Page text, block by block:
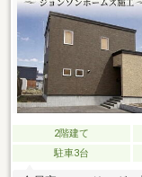
2階建て
駐車3台